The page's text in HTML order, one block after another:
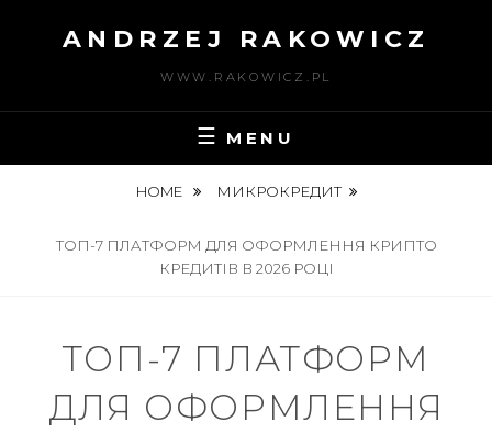
ANDRZEJ RAKOWICZ
WWW.RAKOWICZ.PL
MENU
HOME МИКРОКРЕДИТ
ТОП-7 ПЛАТФОРМ ДЛЯ ОФОРМЛЕННЯ КРИПТО
КРЕДИТІВ В 2026 РОЦІ
ТОП-7 ПЛАТФОРМ
ДЛЯ ОФОРМЛЕННЯ